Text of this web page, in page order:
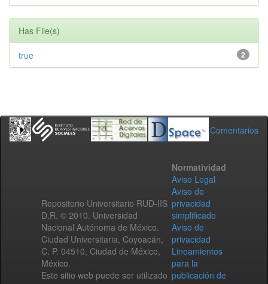
Has File(s)
2
true
Comentarios
Repositorio Universitario RUD-IIS
D.R. © 2010. Universidad
Nacional Autónoma de México.
Ciudad Universitaria, Coyoacán,
C. P. 04510, Ciudad de México,
México.
Este sitio web puede ser utilizado
Normatividad
Aviso Legal
Aviso de
privacidad
simplificado
Aviso de
privacidad
Lineamientos
para la
publicación de